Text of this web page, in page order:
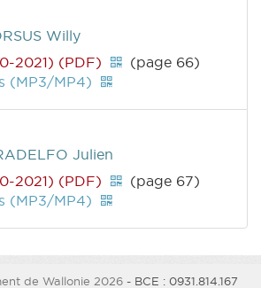
Willy
2021) (PDF)
(page 66)
(MP3/MP4)
Julien
2021) (PDF)
(page 67)
(MP3/MP4)
de Wallonie 2026 - BCE : 0931.814.167